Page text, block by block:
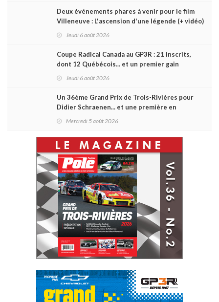
Deux événements phares à venir pour le film
Villeneuve : L'ascension d'une légende (+ vidéo)
Jeudi 6 août 2026
Coupe Radical Canada au GP3R : 21 inscrits,
dont 12 Québécois... et un premier gain
Jeudi 6 août 2026
Un 36ème Grand Prix de Trois-Rivières pour
Didier Schraenen... et une première en
Mercredi 5 août 2026